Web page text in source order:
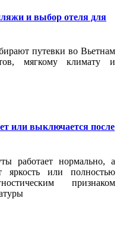
и выбор отеля для
путевки во Вьетнам
мягкому климату и
или выключается после
работает нормально, а
яркость или полностью
признаком